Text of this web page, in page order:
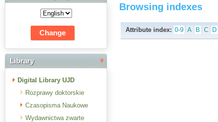
Library
Digital Library UJD
Rozprawy doktorskie
Czasopisma Naukowe
Wydawnictwa zwarte
Browsing indexes
Attribute index: 0-9 A B C D